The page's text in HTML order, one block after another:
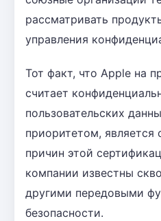
рассматривать
управления
Тот факт, что Apple на
считает
пользовательских
приоритетом, является
причин этой
компании известны
другими передовыми
безопасности.